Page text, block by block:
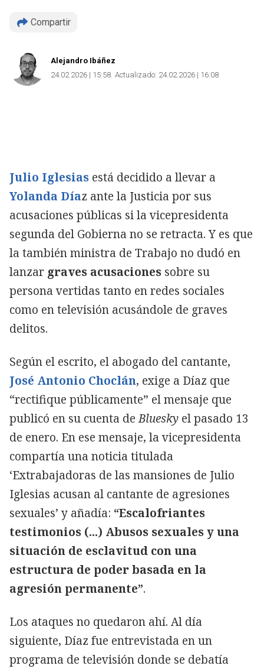
Compartir
Alejandro Ibáñez
24.02.2026 | 15:58 Actualizado: 24.02.2026 | 16:08
Julio Iglesias está decidido a llevar a
Yolanda Díaz ante la Justicia por sus
acusaciones públicas si la vicepresidenta
segunda del Gobierna no se retracta. Y es que
la también ministra de Trabajo no dudó en
lanzar graves acusaciones sobre su
persona vertidas tanto en redes sociales
como en televisión acusándole de graves
delitos.
Según el escrito, el abogado del cantante,
José Antonio Choclán, exige a Díaz que
“rectifique públicamente” el mensaje que
publicó en su cuenta deBluesky el pasado 13
de enero. En ese mensaje, la vicepresidenta
compartía una noticia titulada
‘Extrabajadoras de las mansiones de Julio
Iglesias acusan al cantante de agresiones
sexuales’ y añadía: “Escalofriantes
testimonios (...) Abusos sexuales y una
situación de esclavitud con una
estructura de poder basada en la
agresión permanente”.
Los ataques no quedaron ahí. Al día
siguiente, Díaz fue entrevistada en un
programa de televisión donde se debatía